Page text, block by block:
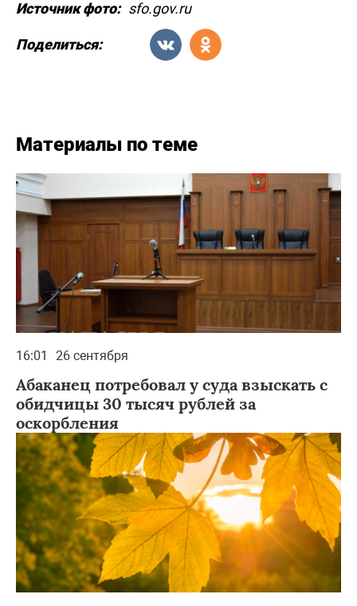
Источник фото: sfo.gov.ru
Поделиться:
Материалы по теме
16:01 26 сентября
Абаканец потребовал у суда взыскать с
обидчицы 30 тысяч рублей за
оскорбления